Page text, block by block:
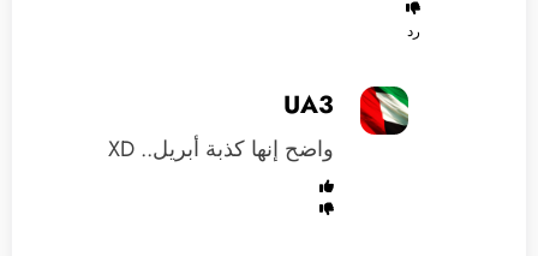
رد
UA3
واضح إنها كذبة أبريل.. XD